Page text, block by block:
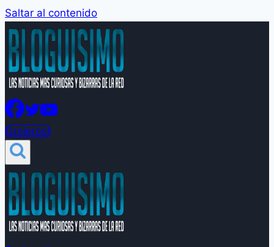
Saltar al contenido
Groleros!